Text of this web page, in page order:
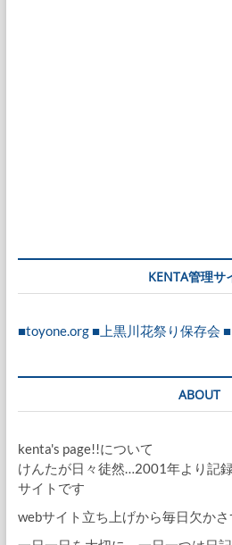
KENTA管理サ
■toyone.org ■上黒川花祭り保存会
ABOUT
kenta's page!!について
けんたが日々徒然…2001年より記
サイトです
webサイト立ち上げから毎日欠か